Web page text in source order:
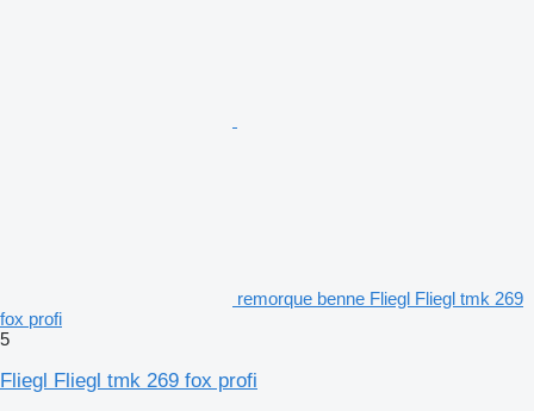
remorque benne Fliegl Fliegl tmk 269
fox profi
5
Fliegl Fliegl tmk 269 fox profi